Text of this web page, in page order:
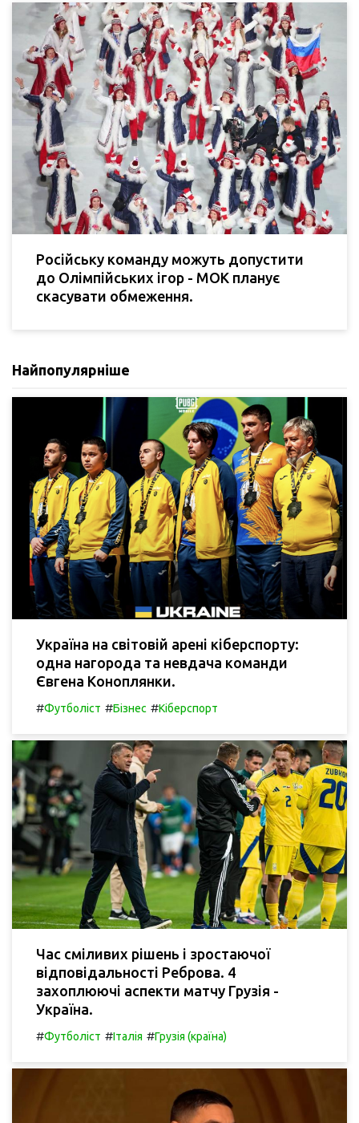
Російську команду можуть допустити
до Олімпійських ігор - МОК планує
скасувати обмеження.
Найпопулярніше
Україна на світовій арені кіберспорту:
одна нагорода та невдача команди
Євгена Коноплянки.
#Футболіст #Бізнес #Кіберспорт
Час сміливих рішень і зростаючої
відповідальності Реброва. 4
захоплюючі аспекти матчу Грузія -
Україна.
#Футболіст #Італія #Грузія (країна)